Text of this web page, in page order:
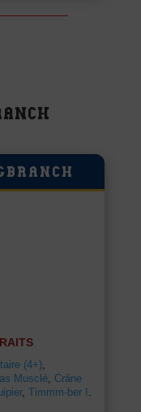
(4+),
Musclé, Crâne
, Timmm-ber !